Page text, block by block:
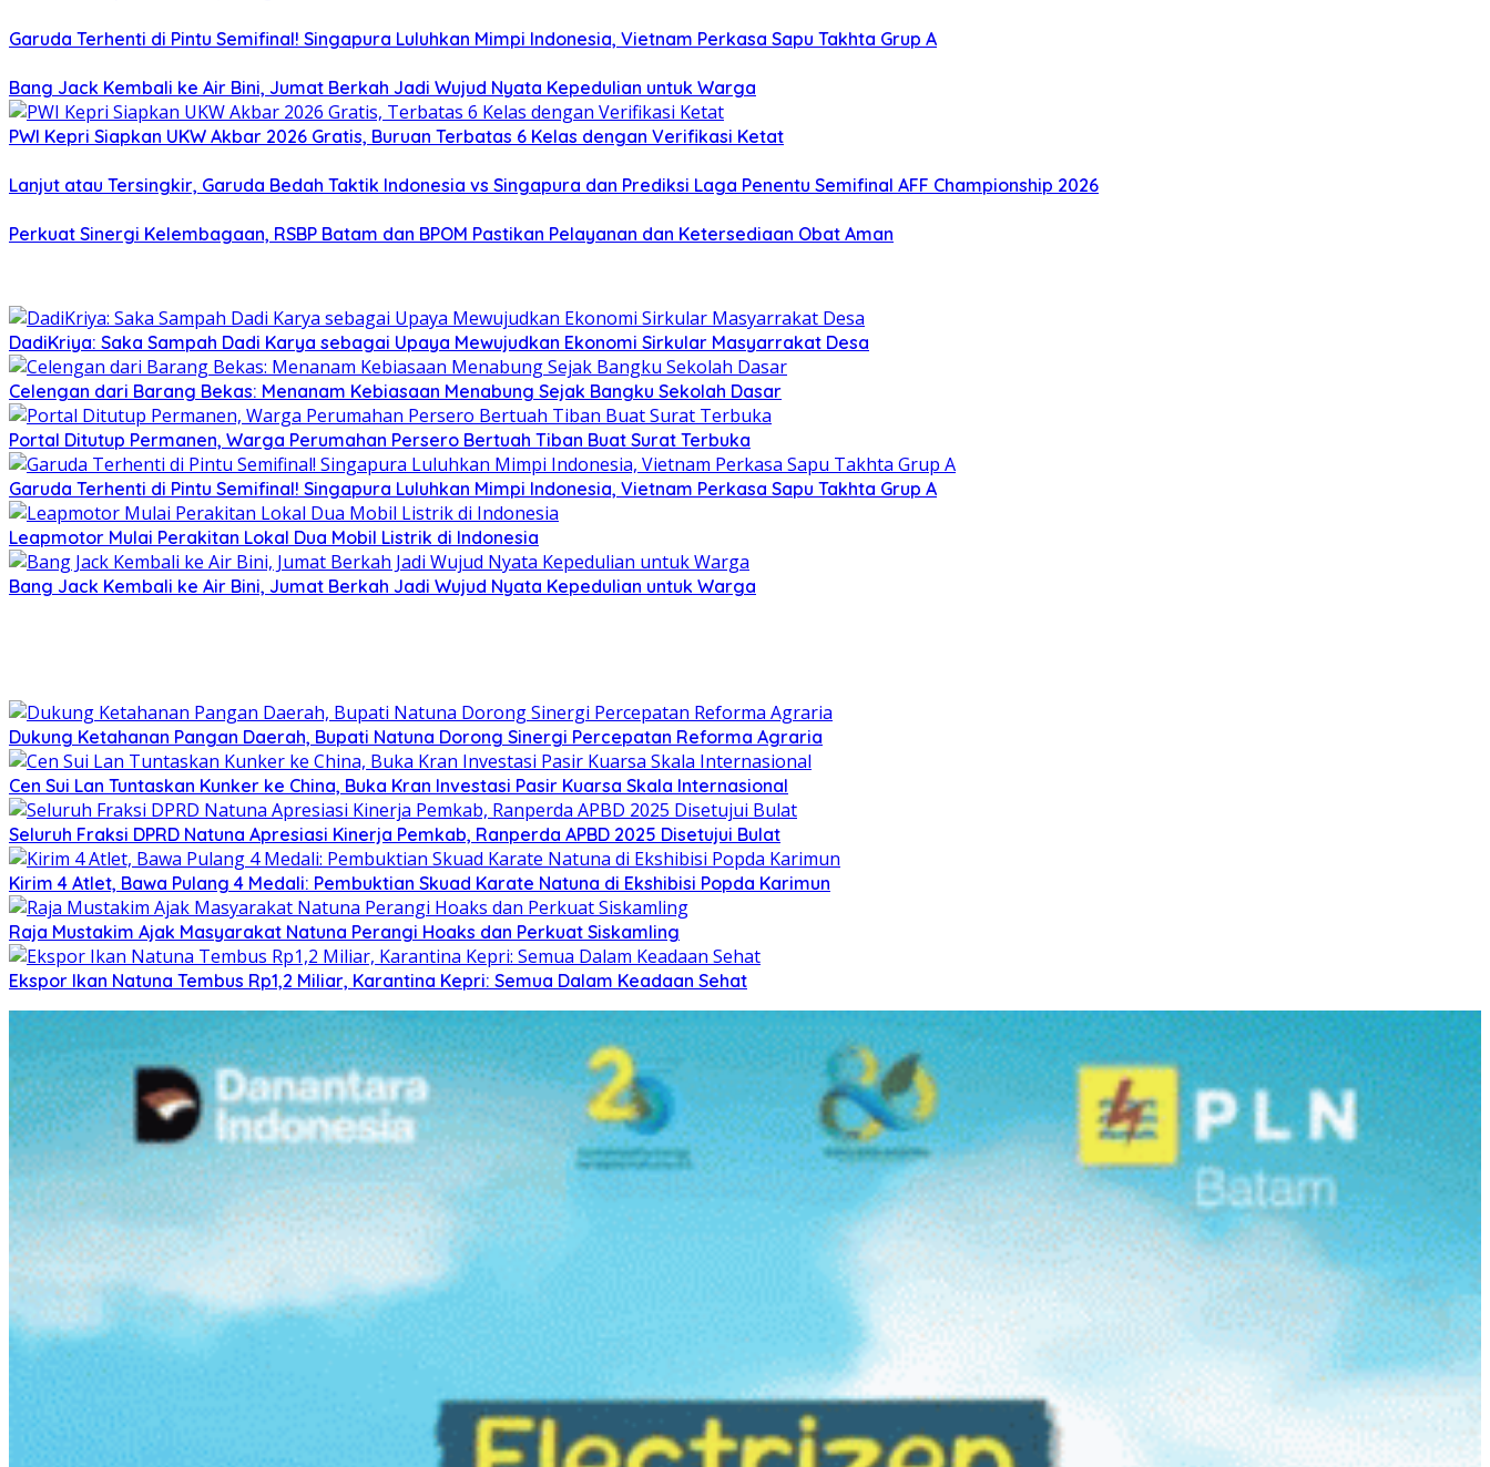
Garuda Terhenti di Pintu Semifinal! Singapura Luluhkan Mimpi Indonesia, Vietnam Perkasa Sapu Takhta Grup A
Bang Jack Kembali ke Air Bini, Jumat Berkah Jadi Wujud Nyata Kepedulian untuk Warga
PWI Kepri Siapkan UKW Akbar 2026 Gratis, Buruan Terbatas 6 Kelas dengan Verifikasi Ketat
Lanjut atau Tersingkir, Garuda Bedah Taktik Indonesia vs Singapura dan Prediksi Laga Penentu Semifinal AFF Championship 2026
Perkuat Sinergi Kelembagaan, RSBP Batam dan BPOM Pastikan Pelayanan dan Ketersediaan Obat Aman
DadiKriya: Saka Sampah Dadi Karya sebagai Upaya Mewujudkan Ekonomi Sirkular Masyarrakat Desa
Celengan dari Barang Bekas: Menanam Kebiasaan Menabung Sejak Bangku Sekolah Dasar
Portal Ditutup Permanen, Warga Perumahan Persero Bertuah Tiban Buat Surat Terbuka
Garuda Terhenti di Pintu Semifinal! Singapura Luluhkan Mimpi Indonesia, Vietnam Perkasa Sapu Takhta Grup A
Leapmotor Mulai Perakitan Lokal Dua Mobil Listrik di Indonesia
Bang Jack Kembali ke Air Bini, Jumat Berkah Jadi Wujud Nyata Kepedulian untuk Warga
Dukung Ketahanan Pangan Daerah, Bupati Natuna Dorong Sinergi Percepatan Reforma Agraria
Cen Sui Lan Tuntaskan Kunker ke China, Buka Kran Investasi Pasir Kuarsa Skala Internasional
Seluruh Fraksi DPRD Natuna Apresiasi Kinerja Pemkab, Ranperda APBD 2025 Disetujui Bulat
Kirim 4 Atlet, Bawa Pulang 4 Medali: Pembuktian Skuad Karate Natuna di Ekshibisi Popda Karimun
Raja Mustakim Ajak Masyarakat Natuna Perangi Hoaks dan Perkuat Siskamling
Ekspor Ikan Natuna Tembus Rp1,2 Miliar, Karantina Kepri: Semua Dalam Keadaan Sehat